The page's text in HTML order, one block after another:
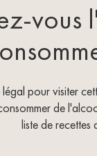
vous
pour visiter
de
liste de recettes